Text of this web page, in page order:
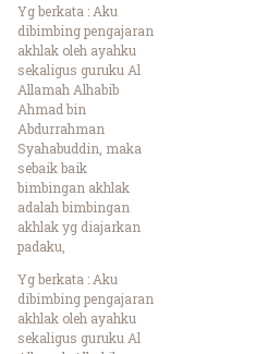
Yg berkata : Aku
dibimbing pengajaran
akhlak oleh ayahku
sekaligus guruku Al
Allamah Alhabib
Ahmad bin
Abdurrahman
Syahabuddin, maka
sebaik baik
bimbingan akhlak
adalah bimbingan
akhlak yg diajarkan
padaku,
Yg berkata : Aku
dibimbing pengajaran
akhlak oleh ayahku
sekaligus guruku Al